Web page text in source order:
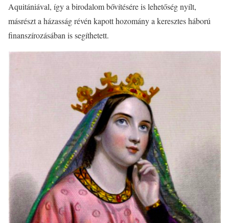
Aquitániával, így a birodalom bővítésére is lehetőség nyílt,
másrészt a házasság révén kapott hozomány a keresztes háború
finanszírozásában is segíthetett.